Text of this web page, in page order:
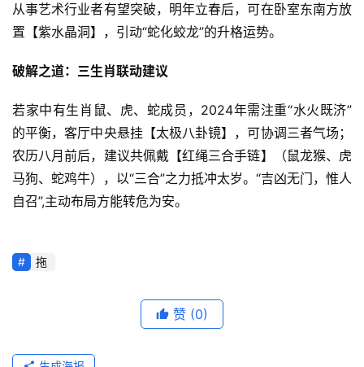
从事艺术行业者有望突破，明年立春后，可在卧室东南方放
置【紫水晶洞】，引动“蛇化蛟龙”的升格运势。
破解之道：三生肖联动建议
若家中有生肖鼠、虎、蛇成员，2024年需注重“水火既济”
的平衡，客厅中央悬挂【太极八卦镜】，可协调三者气场；
农历八月前后，建议共佩戴【红绳三合手链】（鼠龙猴、虎
马狗、蛇鸡牛），以“三合”之力抵冲太岁。“吉凶无门，惟人
自召”,主动布局方能转危为安。
拖
赞 (0)